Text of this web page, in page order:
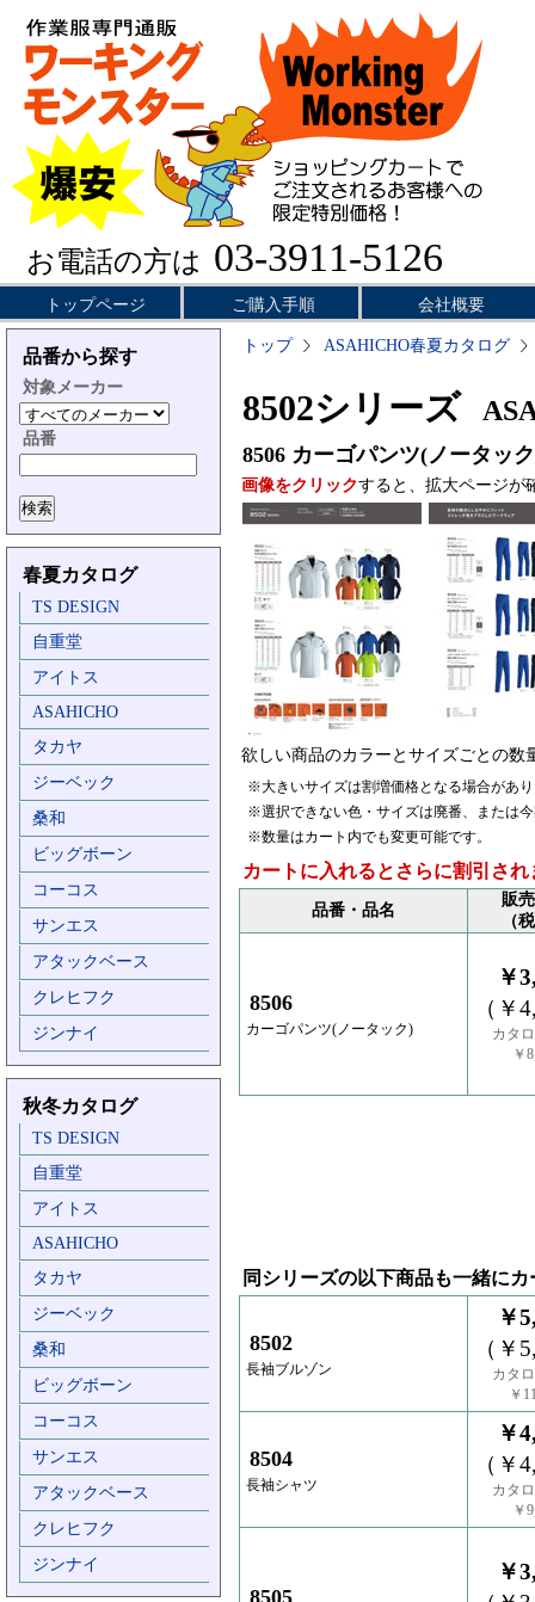
お電話の方は 03-3911-5126
トップページ ご購入手順 会社概要
品番から探す
対象メーカー
品番
春夏カタログ
TS DESIGN
自重堂
アイトス
ASAHICHO
タカヤ
ジーベック
桑和
ビッグボーン
コーコス
サンエス
アタックベース
クレヒフク
ジンナイ
秋冬カタログ
TS DESIGN
自重堂
アイトス
ASAHICHO
タカヤ
ジーベック
桑和
ビッグボーン
コーコス
サンエス
アタックベース
クレヒフク
ジンナイ
トップ ASAHICHO春夏カタログ
8502シリーズ
8506 カーゴパンツ(ノータッ
画像をクリックすると、拡大ページが
欲しい商品のカラーとサイズごとの数
※大きいサイズは割増価格となる場合があ
※選択できない色・サイズは廃番、または
※数量はカート内でも変更可能です。
カートに入れるとさらに割引され
品番・品名
販
（
8506
カーゴパンツ(ノータック)
￥
（￥
カタ
￥
同シリーズの以下商品も一緒に
8502
長袖ブルゾン
￥
（￥
カタ
￥
8504
長袖シャツ
￥
（￥
カタ
￥
8505
￥